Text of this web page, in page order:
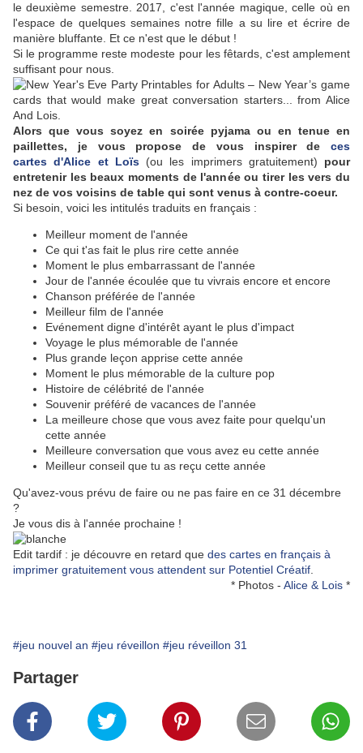
le deuxième semestre. 2017, c'est l'année magique, celle où en
l'espace de quelques semaines notre fille a su lire et écrire de
manière bluffante. Et ce n'est que le début !
Si le programme reste modeste pour les fêtards, c'est amplement
suffisant pour nous.
Alors que vous soyez en soirée pyjama ou en tenue en
paillettes, je vous propose de vous inspirer de ces
cartes d'Alice et Loïs(ou les imprimers gratuitement) pour
entretenir les beaux moments de l'année ou tirer les vers du
nez de vos voisins de table qui sont venus à contre-coeur.
Si besoin, voici les intitulés traduits en français :
Meilleur moment de l'année
Ce qui t'as fait le plus rire cette année
Moment le plus embarrassant de l'année
Jour de l'année écoulée que tu vivrais encore et encore
Chanson préférée de l'année
Meilleur film de l'année
Evénement digne d'intérêt ayant le plus d'impact
Voyage le plus mémorable de l'année
Plus grande leçon apprise cette année
Moment le plus mémorable de la culture pop
Histoire de célébrité de l'année
Souvenir préféré de vacances de l'année
La meilleure chose que vous avez faite pour quelqu'un
cette année
Meilleure conversation que vous avez eu cette année
Meilleur conseil que tu as reçu cette année
Qu'avez-vous prévu de faire ou ne pas faire en ce 31 décembre
?
Je vous dis à l'année prochaine !
Edit tardif : je découvre en retard que des cartes en français à
imprimer gratuitement vous attendent sur Potentiel Créatif
* Photos - Alice & Lois *
#jeu nouvel an #jeu réveillon #jeu réveillon 31
Partager